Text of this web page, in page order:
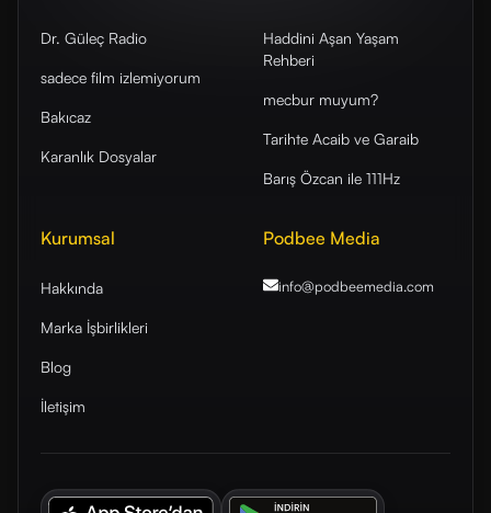
Dr. Güleç Radio
sadece film izlemiyorum
Bakıcaz
Karanlık Dosyalar
Haddini Aşan Yaşam
Rehberi
mecbur muyum?
Tarihte Acaib ve Garaib
Barış Özcan ile 111Hz
Kurumsal
Hakkında
Marka İşbirlikleri
Blog
İletişim
Podbee Media
info@podbeemedia.com